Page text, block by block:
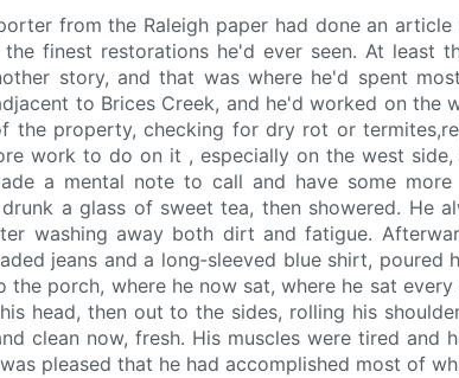
from the Raleigh paper had done an
finest restorations he'd ever seen. At least
story, and that was where he'd spent
to Brices Creek, and he'd worked on the
the property, checking for dry rot or
work to do on it , especially on the west
a mental note to call and have some
drunk a glass of sweet tea, then showered. He
washing away both dirt and fatigue.
jeans and a long‐sleeved blue shirt, poured
the porch, where he now sat, where he sat
head, then out to the sides, rolling his
clean now, fresh. His muscles were tired and
pleased that he had accomplished most of